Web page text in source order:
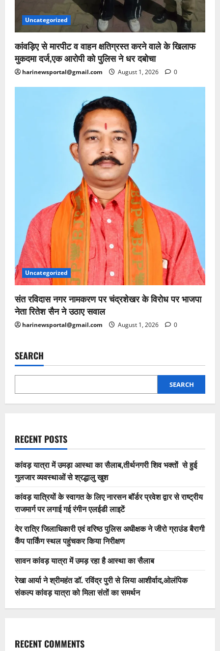
Uncategorized
कांवड़िए से मारपीट व वाहन क्षतिग्रस्त करने वाले के खिलाफ
मुकदमा दर्ज,एक आरोपी को पुलिस ने धर दबोचा
harinewsportal@gmail.com August 1, 2026 0
Uncategorized
संत रविदास नगर नामकरण पर चंद्रशेखर के विरोध पर भाजपा
नेता रितेश सैन ने उठाए सवाल
harinewsportal@gmail.com August 1, 2026 0
SEARCH
SEARCH
RECENT POSTS
कांवड़ यात्रा में उमड़ा आस्था का सैलाब,तीर्थनगरी शिव भक्तों से हुई
गुलजार व्यवस्थाओं से श्रद्धालु खुश
कांवड़ यात्रियों के स्वागत के लिए नारसन बॉर्डर प्रवेश द्वार से राष्ट्रीय
राजमार्ग पर लगाई गई रंगीन एलईडी लाइटें
देर रात्रि जिलाधिकारी एवं वरिष्ठ पुलिस अधीक्षक ने जीरो ग्राउंड बैरागी
कैंप पार्किंग स्थल पहुंचकर किया निरीक्षण
सावन कांवड़ यात्रा में उमड़ रहा है आस्था का सैलाब
रेखा आर्या ने श्रीमहंत डॉ. रविंद्र पुरी से लिया आशीर्वाद,ओलंपिक
संकल्प कांवड़ यात्रा को मिला संतों का समर्थन
RECENT COMMENTS